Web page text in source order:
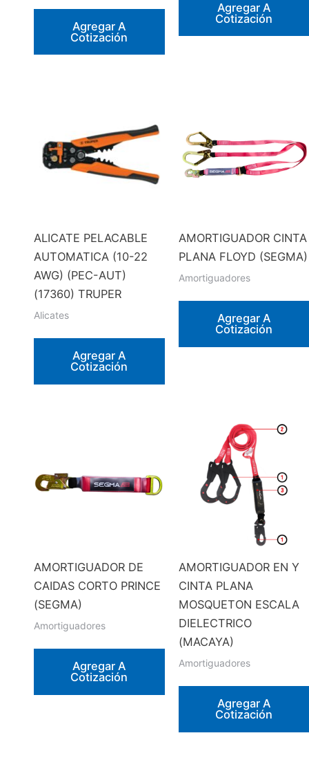
Agregar A
Cotización
Agregar A
Cotización
ALICATE PELACABLE
AUTOMATICA (10-22
AWG) (PEC-AUT)
(17360) TRUPER
Alicates
Agregar A
Cotización
AMORTIGUADOR CINTA
PLANA FLOYD (SEGMA)
Amortiguadores
Agregar A
Cotización
AMORTIGUADOR DE
CAIDAS CORTO PRINCE
(SEGMA)
Amortiguadores
Agregar A
Cotización
AMORTIGUADOR EN Y
CINTA PLANA
MOSQUETON ESCALA
DIELECTRICO
(MACAYA)
Amortiguadores
Agregar A
Cotización